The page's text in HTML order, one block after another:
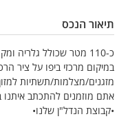
תיאור הנכס
כ-110 מטר שכולל גלריה
במיקום מרכזי ביפו על ציר
מזגנים/מצלמות/תשתיות
•קבוצת הנדל"ן שלנו•